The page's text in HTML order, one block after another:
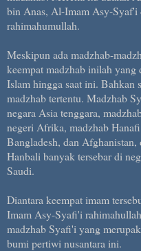
bin Anas, Al-Imam Asy-
rahimahumullah.
Meskipun ada madzhab-
keempat madzhab inilah yang
Islam hingga saat ini. Bahkan
madzhab tertentu. Madzhab
negara Asia tenggara,
negeri Afrika, madzhab
Bangladesh, dan
Hanbali banyak tersebar di
Saudi.
Diantara keempat imam
Imam Asy-Syafi'i
madzhab Syafi'i yang
bumi pertiwi nusantara ini.